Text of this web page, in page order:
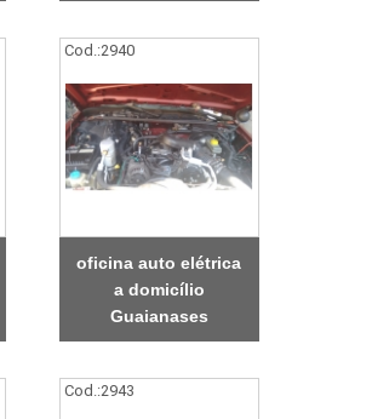
Cod.:2940
oficina auto elétrica
a domicílio
Guaianases
Cod.:2943